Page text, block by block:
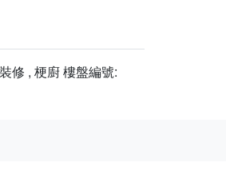
修 , 梗廚 樓盤編號: